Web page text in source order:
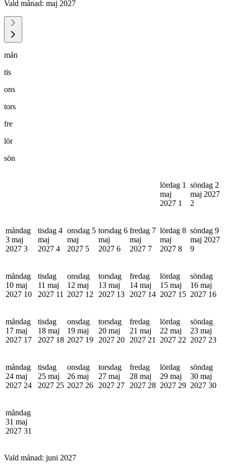
Vald månad: maj 2027
mån
tis
ons
tors
fre
lör
sön
lördag 1
maj
2027 1
söndag 2
maj 2027
2
måndag
3 maj
2027 3
tisdag 4
maj
2027 4
onsdag 5
maj
2027 5
torsdag 6
maj
2027 6
fredag 7
maj
2027 7
lördag 8
maj
2027 8
söndag 9
maj 2027
9
måndag
10 maj
2027 10
tisdag
11 maj
2027 11
onsdag
12 maj
2027 12
torsdag
13 maj
2027 13
fredag
14 maj
2027 14
lördag
15 maj
2027 15
söndag
16 maj
2027 16
måndag
17 maj
2027 17
tisdag
18 maj
2027 18
onsdag
19 maj
2027 19
torsdag
20 maj
2027 20
fredag
21 maj
2027 21
lördag
22 maj
2027 22
söndag
23 maj
2027 23
måndag
24 maj
2027 24
tisdag
25 maj
2027 25
onsdag
26 maj
2027 26
torsdag
27 maj
2027 27
fredag
28 maj
2027 28
lördag
29 maj
2027 29
söndag
30 maj
2027 30
måndag
31 maj
2027 31
Vald månad: juni 2027